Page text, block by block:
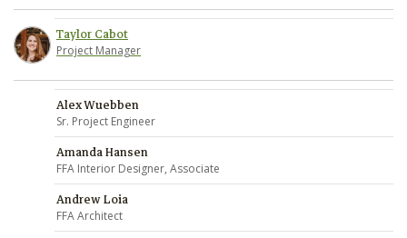
Taylor Cabot
Project Manager
Alex Wuebben
Sr. Project Engineer
Amanda Hansen
FFA Interior Designer, Associate
Andrew Loia
FFA Architect